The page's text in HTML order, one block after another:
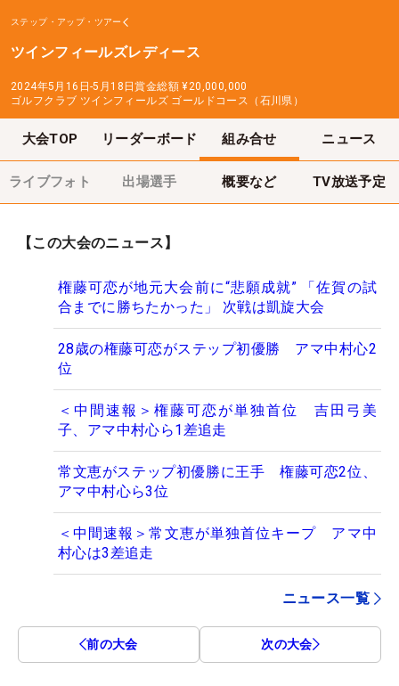
ステップ・アップ・ツアー
ツインフィールズレディース
2024年5月16日-5月18日賞金総額 ¥20,000,000
ゴルフクラブ ツインフィールズ ゴールドコース（石川県）
大会TOP リーダーボード 組み合せ ニュース
ライブフォト 出場選手 概要など TV放送予定
【この大会のニュース】
権藤可恋が地元大会前に“悲願成就” 「佐賀の試
合までに勝ちたかった」 次戦は凱旋大会
28歳の権藤可恋がステップ初優勝 アマ中村心2
位
＜中間速報＞権藤可恋が単独首位 吉田弓美
子、アマ中村心ら1差追走
常文恵がステップ初優勝に王手 権藤可恋2位、
アマ中村心ら3位
＜中間速報＞常文恵が単独首位キープ アマ中
村心は3差追走
ニュース一覧
前の大会 次の大会